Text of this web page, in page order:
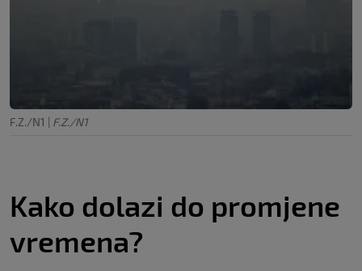
F.Z./N1 | F.Z./N1
Kako dolazi do promjene
vremena?